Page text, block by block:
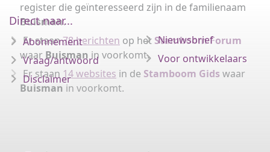
register die geïnteresseerd zijn in de familienaam
Buisman.
Er staan78 berichten op het Stamboom Forum
waar Buisman in voorkomt.
Er staan 14 websites in de Stamboom Gids waar
Buisman in voorkomt.
Direct naar...
Abonnement
Vraag/antwoord
Disclaimer
Nieuwsbrief
Voor ontwikkelaars